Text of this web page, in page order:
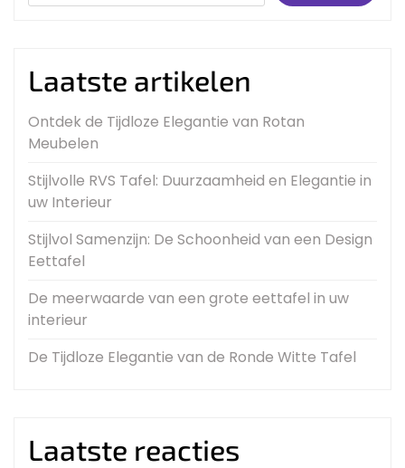
Laatste artikelen
Ontdek de Tijdloze Elegantie van Rotan
Meubelen
Stijlvolle RVS Tafel: Duurzaamheid en Elegantie in
uw Interieur
Stijlvol Samenzijn: De Schoonheid van een Design
Eettafel
De meerwaarde van een grote eettafel in uw
interieur
De Tijdloze Elegantie van de Ronde Witte Tafel
Laatste reacties